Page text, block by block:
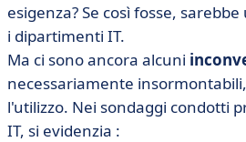
esigenza? Se così fosse,
i dipartimenti IT.
Ma ci sono ancora alcuni
necessariamente
l'utilizzo. Nei sondaggi condotti
IT, si evidenzia :